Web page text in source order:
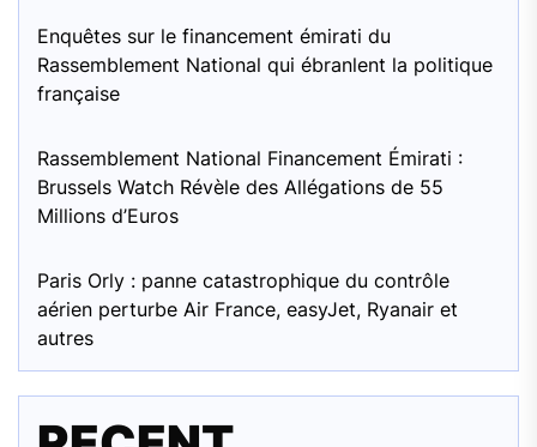
Enquêtes sur le financement émirati du
Rassemblement National qui ébranlent la politique
française
Rassemblement National Financement Émirati :
Brussels Watch Révèle des Allégations de 55
Millions d’Euros
Paris Orly : panne catastrophique du contrôle
aérien perturbe Air France, easyJet, Ryanair et
autres